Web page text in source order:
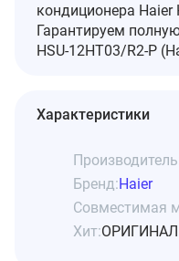
кондиционера Haier
Гарантируем
HSU-12HT03/R2-P
Характеристики
Бренд:Haier
Совместимая
Хит:ОРИГИНАЛ